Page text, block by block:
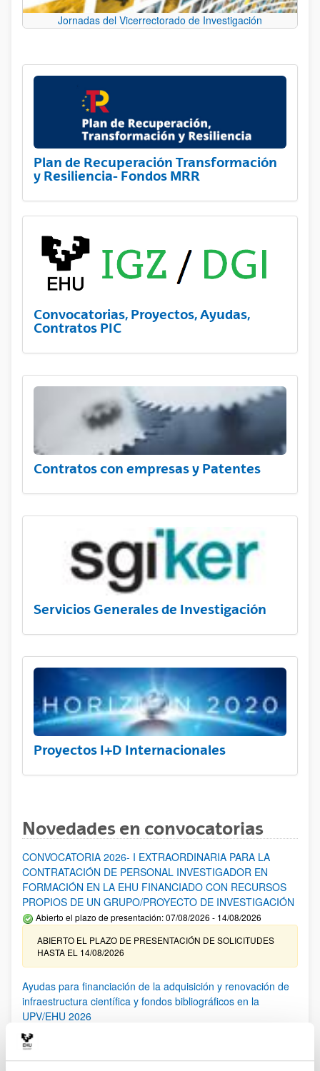
Jornadas del Vicerrectorado de Investigación
Plan de Recuperación Transformación
y Resiliencia- Fondos MRR
Convocatorias, Proyectos, Ayudas,
Contratos PIC
Contratos con empresas y Patentes
Servicios Generales de Investigación
Proyectos I+D Internacionales
Novedades en convocatorias
CONVOCATORIA 2026- I EXTRAORDINARIA PARA LA
CONTRATACIÓN DE PERSONAL INVESTIGADOR EN
FORMACIÓN EN LA EHU FINANCIADO CON RECURSOS
PROPIOS DE UN GRUPO/PROYECTO DE INVESTIGACIÓN
Abierto el plazo de presentación: 07/08/2026 - 14/08/2026
ABIERTO EL PLAZO DE PRESENTACIÓN DE SOLICITUDES
HASTA EL 14/08/2026
Ayudas para financiación de la adquisición y renovación de
infraestructura científica y fondos bibliográficos en la
UPV/EHU 2026